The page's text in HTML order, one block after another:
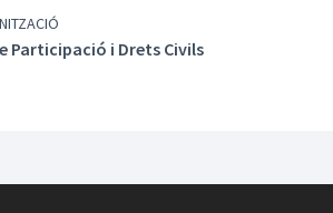
Participació i Drets Civils